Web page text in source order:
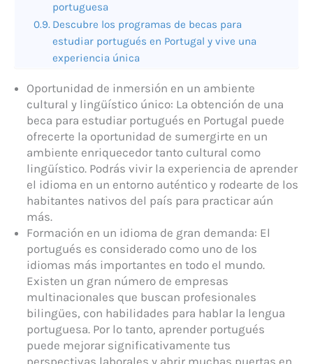
portuguesa
Descubre los programas de becas para
estudiar portugués en Portugal y vive una
experiencia única
Oportunidad de inmersión en un ambiente
cultural y lingüístico único: La obtención de una
beca para estudiar portugués en Portugal puede
ofrecerte la oportunidad de sumergirte en un
ambiente enriquecedor tanto cultural como
lingüístico. Podrás vivir la experiencia de aprender
el idioma en un entorno auténtico y rodearte de los
habitantes nativos del país para practicar aún
más.
Formación en un idioma de gran demanda: El
portugués es considerado como uno de los
idiomas más importantes en todo el mundo.
Existen un gran número de empresas
multinacionales que buscan profesionales
bilingües, con habilidades para hablar la lengua
portuguesa. Por lo tanto, aprender portugués
puede mejorar significativamente tus
perspectivas laborales y abrir muchas puertas en